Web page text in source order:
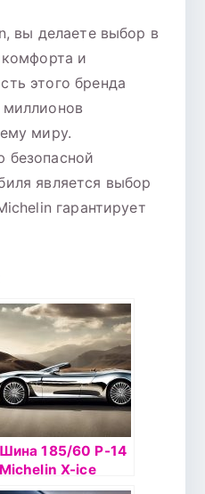
вы делаете выбор в
комфорта и
этого бренда
миру.
безопасной
является выбор
гарантирует
Шина 185/60 Р-14
Michelin X-ice
3 б/к шип